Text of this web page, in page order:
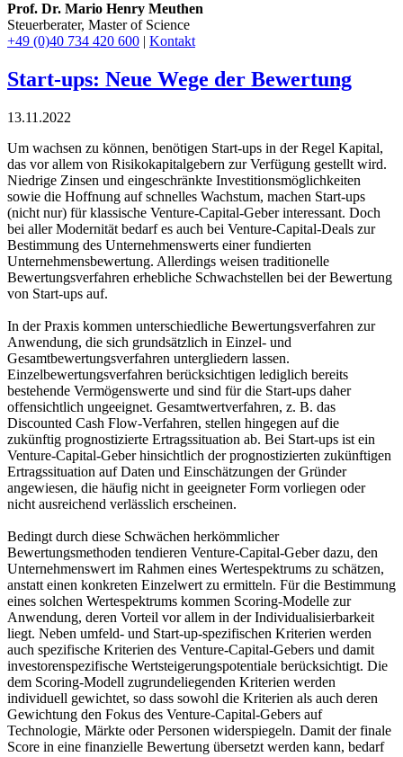
Prof. Dr. Mario Henry Meuthen
Steuerberater, Master of Science
+49 (0)40 734 420 600 | Kontakt
Start-ups: Neue Wege der Bewertung
13.11.2022
Um wachsen zu können, benötigen Start-ups in der Regel Kapital,
das vor allem von Risikokapitalgebern zur Verfügung gestellt wird.
Niedrige Zinsen und eingeschränkte Investitionsmöglichkeiten
sowie die Hoffnung auf schnelles Wachstum, machen Start-ups
(nicht nur) für klassische Venture-Capital-Geber interessant. Doch
bei aller Modernität bedarf es auch bei Venture-Capital-Deals zur
Bestimmung des Unternehmenswerts einer fundierten
Unternehmensbewertung. Allerdings weisen traditionelle
Bewertungsverfahren erhebliche Schwachstellen bei der Bewertung
von Start-ups auf.
In der Praxis kommen unterschiedliche Bewertungsverfahren zur
Anwendung, die sich grundsätzlich in Einzel- und
Gesamtbewertungsverfahren untergliedern lassen.
Einzelbewertungsverfahren berücksichtigen lediglich bereits
bestehende Vermögenswerte und sind für die Start-ups daher
offensichtlich ungeeignet. Gesamtwertverfahren, z. B. das
Discounted Cash Flow-Verfahren, stellen hingegen auf die
zukünftig prognostizierte Ertragssituation ab. Bei Start-ups ist ein
Venture-Capital-Geber hinsichtlich der prognostizierten zukünftigen
Ertragssituation auf Daten und Einschätzungen der Gründer
angewiesen, die häufig nicht in geeigneter Form vorliegen oder
nicht ausreichend verlässlich erscheinen.
Bedingt durch diese Schwächen herkömmlicher
Bewertungsmethoden tendieren Venture-Capital-Geber dazu, den
Unternehmenswert im Rahmen eines Wertespektrums zu schätzen,
anstatt einen konkreten Einzelwert zu ermitteln. Für die Bestimmung
eines solchen Wertespektrums kommen Scoring-Modelle zur
Anwendung, deren Vorteil vor allem in der Individualisierbarkeit
liegt. Neben umfeld- und Start-up-spezifischen Kriterien werden
auch spezifische Kriterien des Venture-Capital-Gebers und damit
investorenspezifische Wertsteigerungspotentiale berücksichtigt. Die
dem Scoring-Modell zugrundeliegenden Kriterien werden
individuell gewichtet, so dass sowohl die Kriterien als auch deren
Gewichtung den Fokus des Venture-Capital-Gebers auf
Technologie, Märkte oder Personen widerspiegeln. Damit der finale
Score in eine finanzielle Bewertung übersetzt werden kann, bedarf